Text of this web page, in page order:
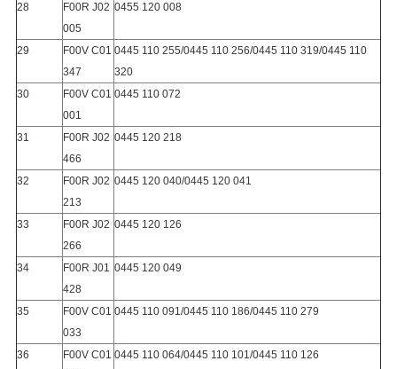
28
F00R J02
005
0455 120 008
29
F00V C01
347
0445 110 255/0445 110 256/0445 110 319/0445 110
320
30
F00V C01
001
0445 110 072
31
F00R J02
466
0445 120 218
32
F00R J02
213
0445 120 040/0445 120 041
33
F00R J02
266
0445 120 126
34
F00R J01
428
0445 120 049
35
F00V C01
033
0445 110 091/0445 110 186/0445 110 279
36
F00V C01 0445 110 064/0445 110 101/0445 110 126